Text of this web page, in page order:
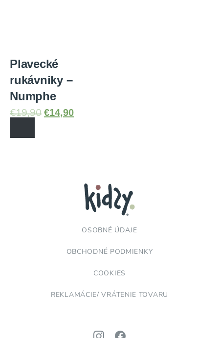
Plavecké
rukávniky –
Numphe
€19,90 €14,90
OSOBNÉ ÚDAJE
OBCHODNÉ PODMIENKY
COOKIES
REKLAMÁCIE/ VRÁTENIE TOVARU